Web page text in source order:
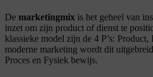
De marketingmix is het geheel van
inzet om zijn product of dienst te
klassieke model zijn de 4 P’s:
moderne marketing wordt dit
Proces en Fysiek bewijs.